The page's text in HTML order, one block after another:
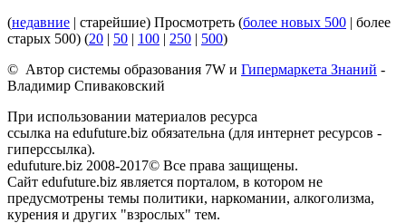
(недавние | старейшие) Просмотреть (более новых 500 | более
старых 500) (20 | 50 | 100 | 250 | 500)
© Автор системы образования 7W и Гипермаркета Знаний -
Владимир Спиваковский
При использовании материалов ресурса
ссылка на edufuture.biz обязательна (для интернет ресурсов -
гиперссылка).
edufuture.biz 2008-2017© Все права защищены.
Сайт edufuture.biz является порталом, в котором не
предусмотрены темы политики, наркомании, алкоголизма,
курения и других "взрослых" тем.